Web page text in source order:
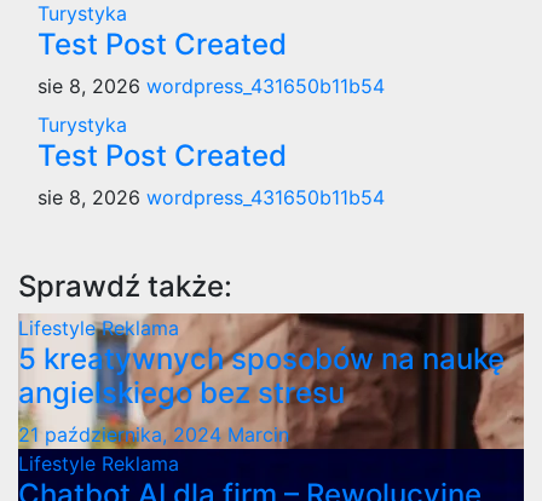
Turystyka
Test Post Created
sie 8, 2026 wordpress_431650b11b54
Turystyka
Test Post Created
sie 8, 2026 wordpress_431650b11b54
Sprawdź także:
LifestyleReklama
5 kreatywnych sposobów na naukę
angielskiego bez stresu
21 października, 2024 Marcin
Lifestyle Reklama